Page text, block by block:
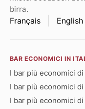
birra.
Français English
BAR ECONOMICI IN
I bar più economici
I bar più economici di
I bar più economici di